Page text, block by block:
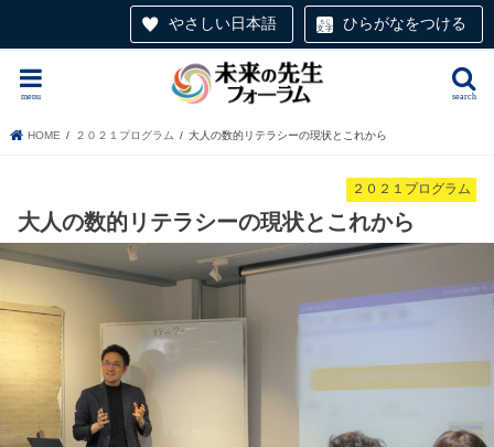
やさしい日本語 ひらがなをつける
search
menu
HOME ２０２１プログラム 大人の数的リテラシーの現状とこれから
２０２１プログラム
大人の数的リテラシーの現状とこれから